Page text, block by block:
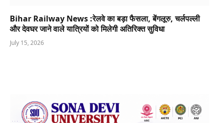
Bihar Railway News :रेलवे का बड़ा फैसला, बेंगलूरु, चर्लपल्ली
और देवघर जाने वाले यात्रियों को मिलेगी अतिरिक्त सुविधा
July 15, 2026